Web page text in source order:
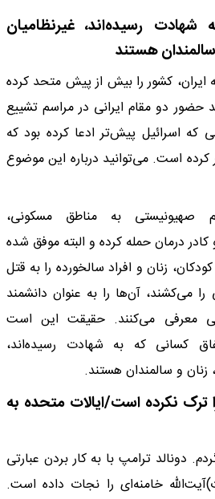
رسیده‌اند، غیرنظامیان
سالمندان هستند
کشور را بیش از پیش متحد کرده
دو مقام ایرانی در مراسم تشییع
که اسرائیل پیش‌تر ادعا کرده بود که
است. می‌توانید درباره این موضوع
صهیونیستی به مناطق مسکونی،
کادر درمان حمله کرده و البته موفق شده
زنان و افراد سالخورده را به قتل
می‌کشند، آن‌ها را به عنوان دانشمند
معرفی می‌کنند. حقیقت این است
کسانی که به شهادت رسیده‌اند،
زنان و سالمندان هستند.
ترک نکرده است/ایالات متحده به
دونالد ترامپ با به کار بردن عبارتی
خامنه‌ای را نجات داده است.